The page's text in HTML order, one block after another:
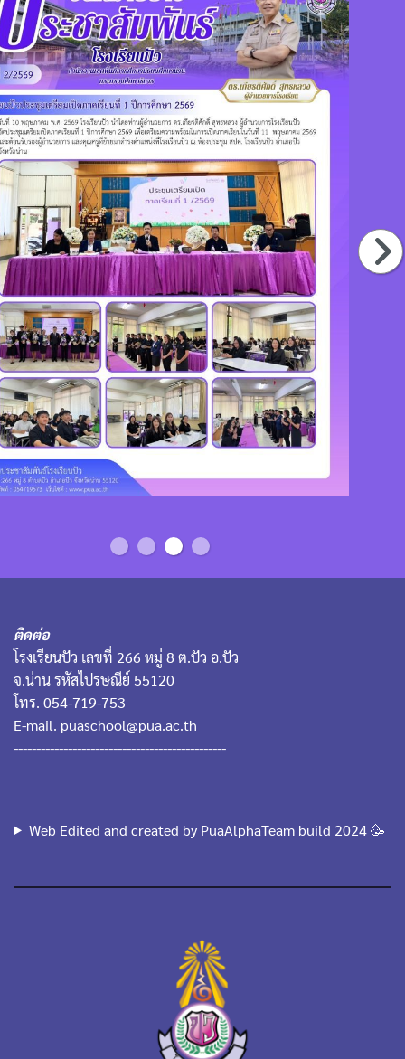
ติดต่อ
โรงเรียนปัว เลขที่ 266 หมู่ 8 ต.ปัว อ.ปัว
จ.น่าน รหัสไปรษณีย์ 55120
โทร. 054-719-753
E-mail. puaschool@pua.ac.th
-----------------------------------------------
Web Edited and created by PuaAlphaTeam build 2024 🥳